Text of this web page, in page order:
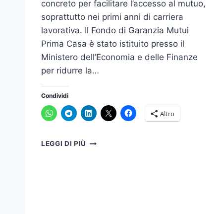
concreto per facilitare l’accesso al mutuo,
soprattutto nei primi anni di carriera
lavorativa. Il Fondo di Garanzia Mutui
Prima Casa è stato istituito presso il
Ministero dell’Economia e delle Finanze
per ridurre la…
Condividi
Altro
LEGGI DI PIÙ FONDO